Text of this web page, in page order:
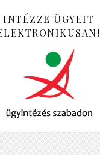
INTÉZZE ÜGYEIT